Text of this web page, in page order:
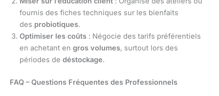
fournis des fiches techniques sur les bienfaits
des probiotiques.
Optimiser les coûts : Négocie des tarifs préférentiels
en achetant en gros volumes, surtout lors des
périodes de déstockage.
FAQ – Questions Fréquentes des Professionnels